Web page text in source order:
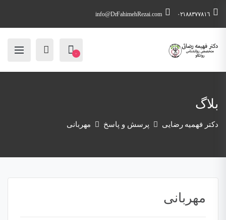
٠٢١٨٨٣٧٧٨١٦ info@DrFahimehRezai.com
۰
بلاگ
دکتر فهمیه رضایی پرسش و پاسخ مهربانی
مهربانی